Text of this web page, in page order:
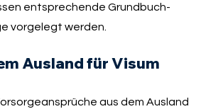
Ausland für Visum
aus dem Ausland
entsprechende Grundbuch-
vorgelegt werden.